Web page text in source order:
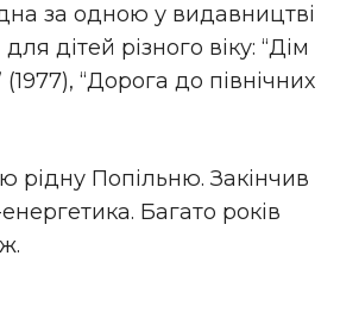
за одною у видавництві
дітей різного віку: “Дім
“Дорога до північних
рідну Попільню. Закінчив
Багато років